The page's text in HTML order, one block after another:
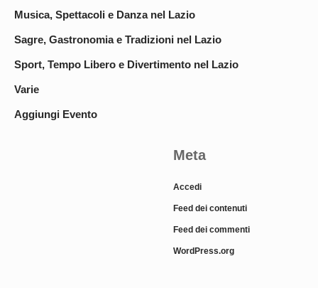
Musica, Spettacoli e Danza nel Lazio
Sagre, Gastronomia e Tradizioni nel Lazio
Sport, Tempo Libero e Divertimento nel Lazio
Varie
Aggiungi Evento
Meta
Accedi
Feed dei contenuti
Feed dei commenti
WordPress.org